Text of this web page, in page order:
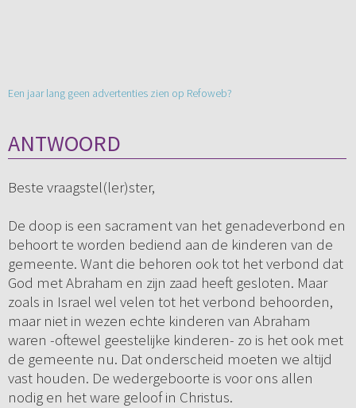
Een jaar lang geen advertenties zien op Refoweb?
ANTWOORD
Beste vraagstel(ler)ster,
De doop is een sacrament van het genadeverbond en
behoort te worden bediend aan de kinderen van de
gemeente. Want die behoren ook tot het verbond dat
God met Abraham en zijn zaad heeft gesloten. Maar
zoals in Israel wel velen tot het verbond behoorden,
maar niet in wezen echte kinderen van Abraham
waren -oftewel geestelijke kinderen- zo is het ook met
de gemeente nu. Dat onderscheid moeten we altijd
vast houden. De wedergeboorte is voor ons allen
nodig en het ware geloof in Christus.